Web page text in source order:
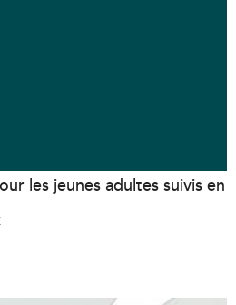
les jeunes adultes suivis en